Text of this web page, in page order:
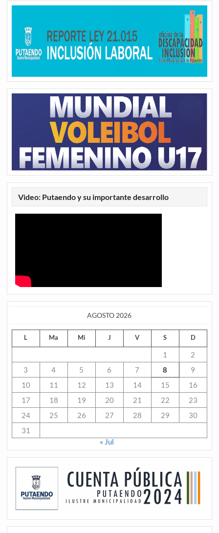
Video: Putaendo y su importante desarrollo
AGOSTO 2026
L Ma Mi J V S D
1
2
3
4 5 6 7 8
9
10
11 12 13 14 15
16
17
18 19 20 21 22
23
24
25 26 27 28 29
30
31
« Jul